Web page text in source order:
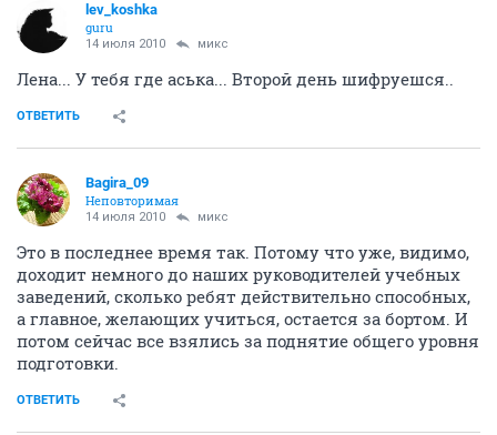
lev_koshka
guru
14 июля 2010 микс
Лена... У тебя где аська... Второй день шифруешся..
ОТВЕТИТЬ
Bagira_09
Неповторимая
14 июля 2010 микс
Это в последнее время так. Потому что уже, видимо,
доходит немного до наших руководителей учебных
заведений, сколько ребят действительно способных,
а главное, желающих учиться, остается за бортом. И
потом сейчас все взялись за поднятие общего уровня
подготовки.
ОТВЕТИТЬ